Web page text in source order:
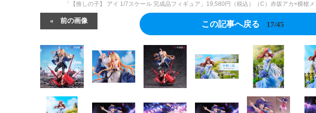
「【推しの子】 アイ 1/7スケール 完成品フィギュア」19,580円（税込）（C）赤坂アカ×横槍
前の画像 この記事へ戻る 17/45